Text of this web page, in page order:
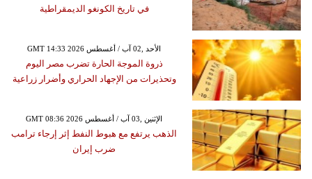
في تاريخ الكونغو الديمقراطية
GMT 14:33 2026 الأحد ,02 آب / أغسطس
ذروة الموجة الحارة تضرب مصر اليوم
وتحذيرات من الإجهاد الحراري وأضرار زراعية
GMT 08:36 2026 الإثنين ,03 آب / أغسطس
الذهب يرتفع مع هبوط النفط إثر إرجاء ترامب
ضرب إيران